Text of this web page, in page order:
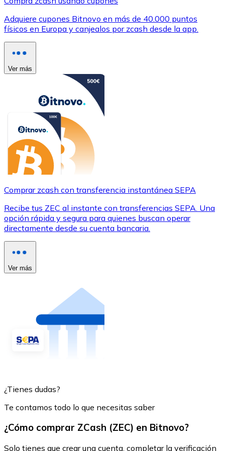
Adquiere cupones Bitnovo en más de 40.000 puntos
físicos en Europa y canjealos por zcash desde la app.
Ver más
Comprar zcash con transferencia instantánea SEPA
Recibe tus ZEC al instante con transferencias SEPA. Una
opción rápida y segura para quienes buscan operar
directamente desde su cuenta bancaria.
Ver más
¿Tienes dudas?
Te contamos todo lo que necesitas saber
¿Cómo comprar ZCash (ZEC) en Bitnovo?
Solo tienes que crear una cuenta, completar la verificación